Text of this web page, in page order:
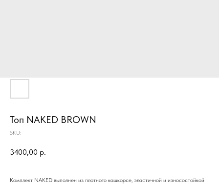
Топ NAKED BROWN
SKU:
3400,00 р.
Комплект NAKED выполнен из плотного кашкорсе, эластичной и износостойкой